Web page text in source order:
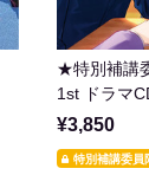
★特別補講
1st ドラマ
¥3,850
特別補講委員